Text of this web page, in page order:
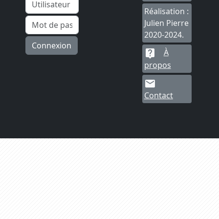
Connexion
Réalisation :
Julien Pierre
2020-2024.
live_help
À
propos
mail
Contact